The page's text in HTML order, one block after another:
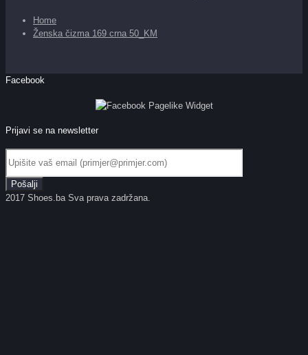
Home
Ženska čizma 169 crna 50_KM
Facebook
Prijavi se na newsletter
2017 Shoes.ba Sva prava zadržana.